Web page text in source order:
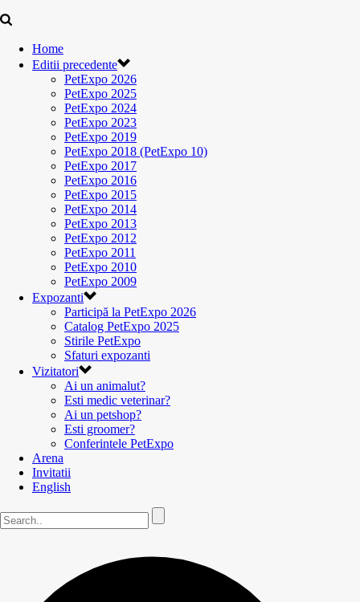
Home
Editii precedente
PetExpo 2026
PetExpo 2025
PetExpo 2024
PetExpo 2023
PetExpo 2019
PetExpo 2018 (PetExpo 10)
PetExpo 2017
PetExpo 2016
PetExpo 2015
PetExpo 2014
PetExpo 2013
PetExpo 2012
PetExpo 2011
PetExpo 2010
PetExpo 2009
Expozanti
Participă la PetExpo 2026
Catalog PetExpo 2025
Stirile PetExpo
Sfaturi expozanti
Vizitatori
Ai un animalut?
Esti medic veterinar?
Ai un petshop?
Esti groomer?
Conferintele PetExpo
Arena
Invitatii
English